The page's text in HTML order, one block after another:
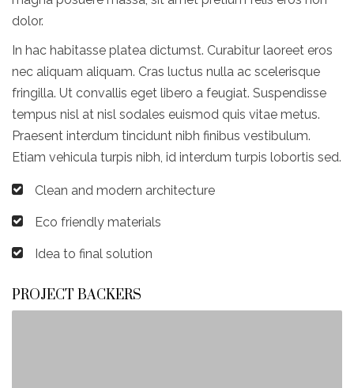
dolor.
In hac habitasse platea dictumst. Curabitur laoreet eros
nec aliquam aliquam. Cras luctus nulla ac scelerisque
fringilla. Ut convallis eget libero a feugiat. Suspendisse
tempus nisl at nisl sodales euismod quis vitae metus.
Praesent interdum tincidunt nibh finibus vestibulum.
Etiam vehicula turpis nibh, id interdum turpis lobortis sed.
Clean and modern architecture
Eco friendly materials
Idea to final solution
PROJECT BACKERS